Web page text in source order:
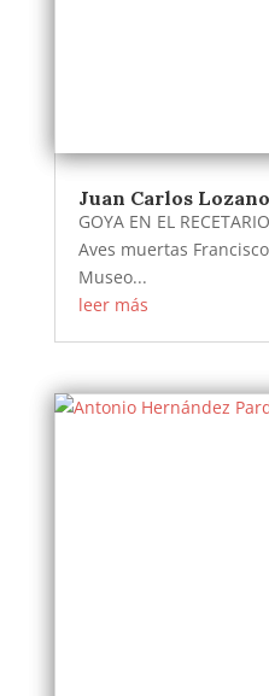
Juan Carlos Lozano
GOYA EN EL
Aves muertas
Museo...
leer más